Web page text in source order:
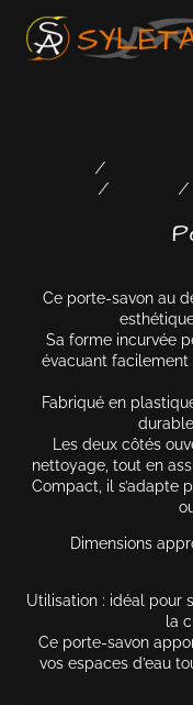
/
/ /
Ce porte-savon au
Sa forme incurvée
évacuant facilement
Fabriqué en
Les deux côtés
nettoyage, tout en
Compact, il s’adapte
Dimensions
Utilisation : idéal pour
la
Ce porte-savon
vos espaces d’eau